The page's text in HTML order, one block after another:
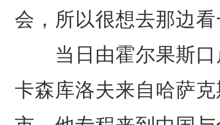
会，所以很想去那边看
当日由霍尔果斯口
卡森库洛夫来自哈萨